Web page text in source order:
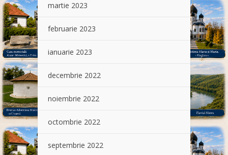
martie 2023
februarie 2023
ianuarie 2023
decembrie 2022
noiembrie 2022
octombrie 2022
septembrie 2022